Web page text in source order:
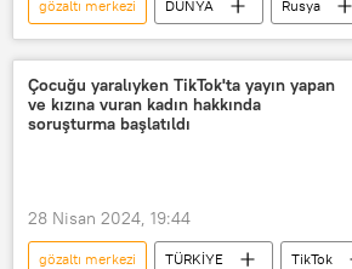
gözaltı merkezi DÜNYA
Rusya
Rostov
Gözaltı
Çocuğu yaralıyken TikTok'ta yayın yapan
ve kızına vuran kadın hakkında
soruşturma başlatıldı
28 Nisan 2024, 19:44
gözaltı merkezi TÜRKİYE
TikTok